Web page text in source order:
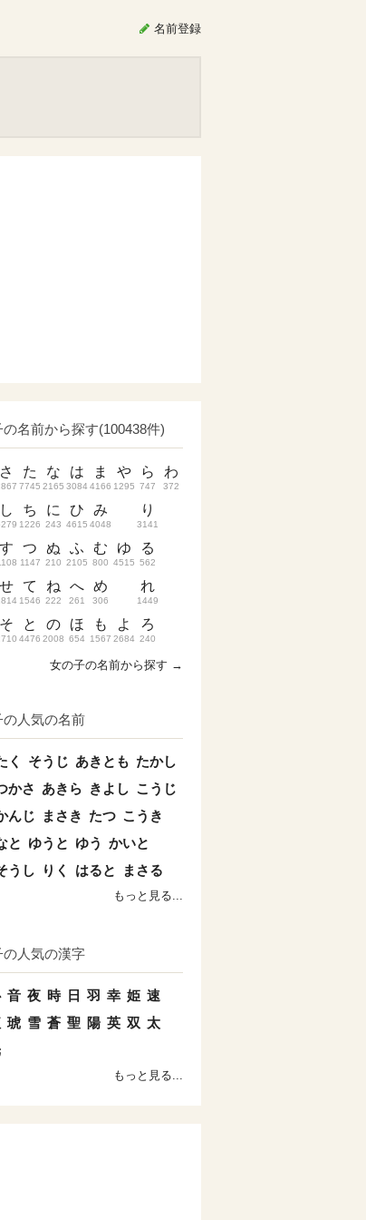
名前登録
の名前から探す(100438件)
さ
し
す
せ
そ
た
7745
ち
1226
つ
1147
て
1546
と
4476
な
2165
に
243
ぬ
210
ね
222
の
2008
は
3084
ひ
4615
ふ
2105
へ
261
ほ
654
ま
4166
み
4048
む
800
め
306
も
1567
や
1295
ゆ
4515
よ
2684
ら
747
り
3141
る
562
れ
1449
ろ
240
わ
372
女の子の名前から探す →
の人気の名前
く そうじ あきとも たかし
かさ あきら きよし こうじ
んじ まさき たつ こうき
と ゆうと ゆう かいと
うし りく はると まさる
もっと見る...
の人気の漢字
音 夜 時 日 羽 幸 姫 速
琥 雪 蒼 聖 陽 英 双 太
もっと見る...